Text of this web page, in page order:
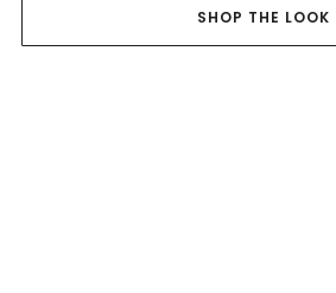
SHOP THE LOOK